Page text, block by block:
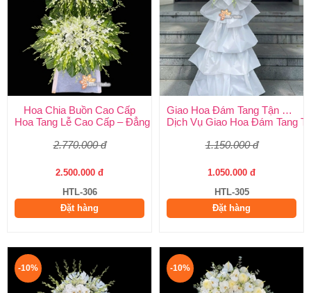
Hoa Chia Buồn Cao Cấp
Hoa Tang Lễ Cao Cấp – Đẳng Cấp Tinh Tế, Kính Viếng Trang
2.770.000 đ
2.500.000 đ
HTL-306
Đặt hàng
Giao Hoa Đám Tang Tận Nơi Toàn Quốc
Dịch Vụ Giao Hoa Đám Tang
1.150.000 đ
1.050.000 đ
HTL-305
Đặt hàng
-10% -10%